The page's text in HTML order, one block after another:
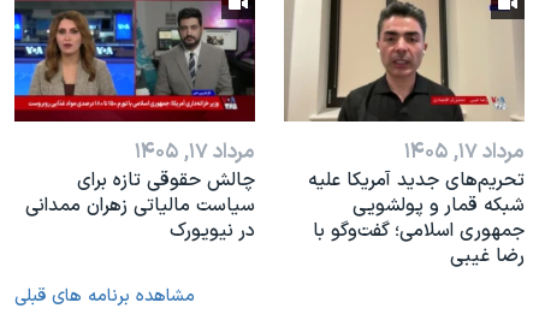
مرداد ۱۷, ۱۴۰۵
تحریم‌های جدید آمریکا علیه
شبکه قمار و پولشویی
جمهوری اسلامی؛ گفت‌وگو با
رضا غیبی
مرداد ۱۷, ۱۴۰۵
چالش حقوقی تازه برای
سیاست مالیاتی زهران ممدانی
در نیویورک
مشاهده برنامه های قبلی